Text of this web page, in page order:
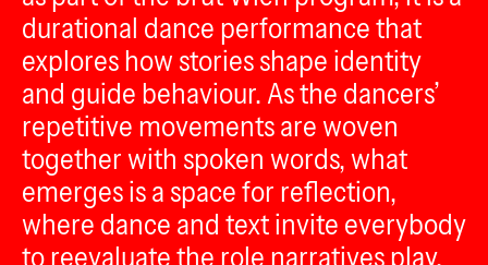
durational dance performance that
explores how stories shape identity
and guide behaviour. As the dancers’
repetitive movements are woven
together with spoken words, what
emerges is a space for reflection,
where dance and text invite everybody
to reevaluate the role narratives play.